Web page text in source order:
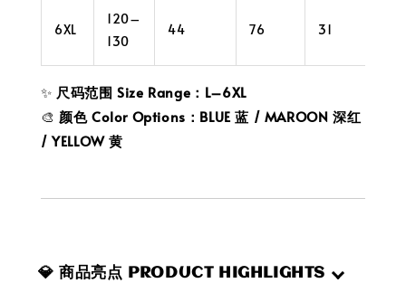
6XL
120–
130
44 76 31
✨ 尺码范围 Size Range：L–6XL
🎨颜色 Color Options：BLUE 蓝 / MAROON 深红
/ YELLOW 黄
💎 商品亮点 PRODUCT HIGHLIGHTS